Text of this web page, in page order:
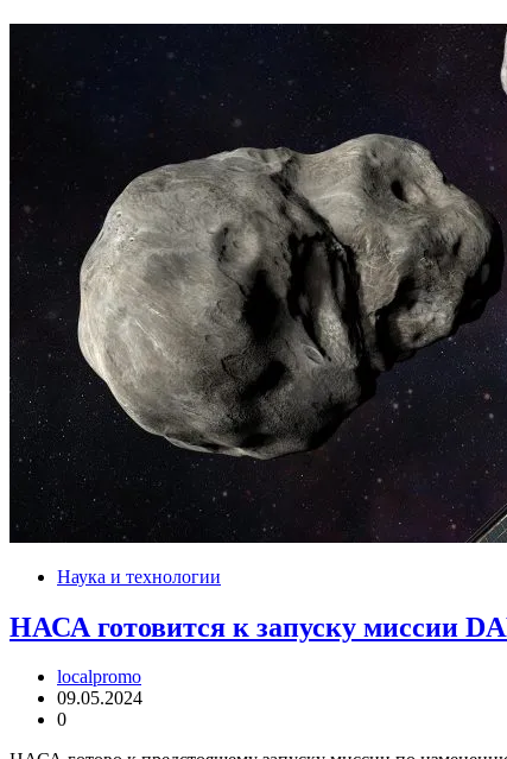
Наука и технологии
НАСА готовится к запуску миссии
localpromo
09.05.2024
0